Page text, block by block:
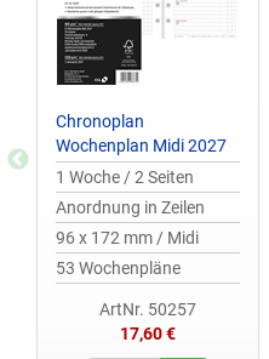
Chronoplan
Wochenplan Midi 2027
1 Woche / 2 Seiten
Anordnung in Zeilen
96 x 172 mm / Midi
53 Wochenpläne
ArtNr. 50257
17,60 €